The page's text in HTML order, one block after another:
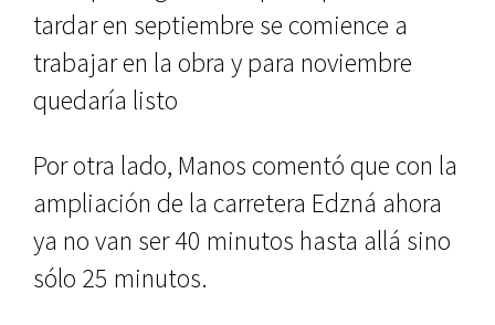
tardar en septiembre se comience a
trabajar en la obra y para noviembre
quedaría listo
Por otra lado, Manos comentó que con la
ampliación de la carretera Edzná ahora
ya no van ser 40 minutos hasta allá sino
sólo 25 minutos.